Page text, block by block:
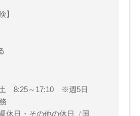
】
土 8:25～17:10 ※週5日
休日・その他の休日（国